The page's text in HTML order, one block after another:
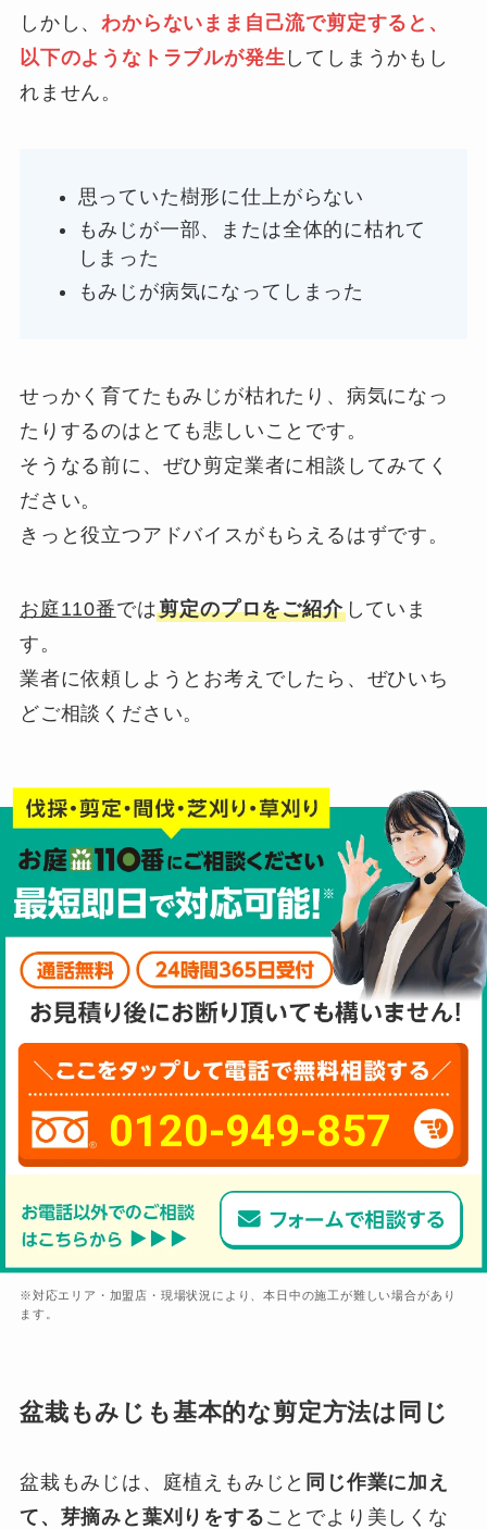
しかし、わからないまま自己流で剪定すると、
以下のようなトラブルが発生 してしまうかもし
れません。
思っていた樹形に仕上がらない
もみじが一部、または全体的に枯れて
しまった
もみじが病気になってしまった
せっかく育てたもみじが枯れたり、病気になっ
たりするのはとても悲しいことです。
そうなる前に、ぜひ剪定業者に相談してみてく
ださい。
きっと役立つアドバイスがもらえるはずです。
お庭110番では剪定のプロをご紹介していま
す。
業者に依頼しようとお考えでしたら、ぜひいち
どご相談ください。
0120-949-857
※対応エリア・加盟店・現場状況により、本日中の施工が難しい場合があり
ます。
盆栽もみじも基本的な剪定方法は同じ
盆栽もみじは、庭植えもみじと 同じ作業に加え
て、芽摘みと葉刈りをする ことでより美しくな